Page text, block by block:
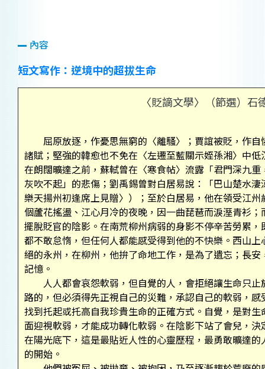
內容
短文寫作：逆境中的超拔生命
〈貶謫文學〉（節選）石
屈原放逐，作憂思無窮的〈離騷〉；賈誼被貶，作自
諸賦；堅強的韓愈也不免在〈左遷至藍關示姪孫湘〉中
在朗闊曠達之前，蘇軾曾在〈寒食帖〉流露「君門深九
灰吹不起」的悲傷；劉禹錫曾對白居易說：「巴山楚水
樂天揚州初逢席上見贈〉）；至於白居易，他在領受江
個蘆花搖盪、江心月冷的夜晚，因一曲琵琶而淚溼青衫
擺脫貶官的陰影。在南荒柳州病弱的身影不停辛苦勞累
都不敢怠惰，但任何人都能感受得到他的不快樂。西山
絕的永州，在柳州，他拚了命地工作，是為了遺忘；長
記憶。
人人都會哀怨軟弱，但自覺的人，會拒絕讓生命只止
路的，但必須得先正視自己的災難，承認自己的軟弱，
找到托起或托高自我珍貴生命的正確方式。自覺，是對
面迎視軟弱，才能成功轉化軟弱。在陰影下站了會兒，
在陽光底下，這是最貼近人性的心靈歷程，最勇敢曠達
的開始。